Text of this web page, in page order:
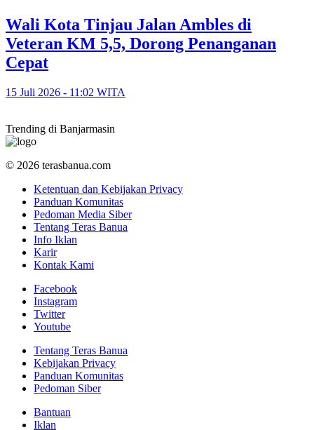
​Wali Kota Tinjau Jalan Ambles di
Veteran KM 5,5, Dorong Penanganan
Cepat
15 Juli 2026 - 11:02 WITA
Trending di Banjarmasin
© 2026 terasbanua.com
Ketentuan dan Kebijakan Privacy
Panduan Komunitas
Pedoman Media Siber
Tentang Teras Banua
Info Iklan
Karir
Kontak Kami
Facebook
Instagram
Twitter
Youtube
Tentang Teras Banua
Kebijakan Privacy
Panduan Komunitas
Pedoman Siber
Bantuan
Iklan